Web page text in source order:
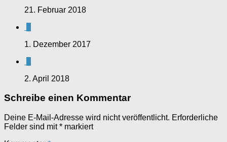
21. Februar 2018
1. Dezember 2017
2. April 2018
Schreibe einen Kommentar
Deine E-Mail-Adresse wird nicht veröffentlicht. Erforderliche
Felder sind mit* markiert